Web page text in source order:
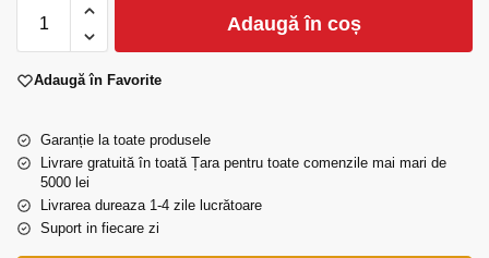
Adaugă în coș
Adaugă în Favorite
Garanție la toate produsele
Livrare gratuită în toată Țara pentru toate comenzile mai mari de
5000 lei
Livrarea dureaza 1-4 zile lucrătoare
Suport in fiecare zi